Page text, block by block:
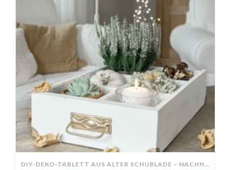
DIY-DEKO-TABLETT AUS ALTER SCHUBLADE – NACHHALTIGE HERBSTDEKO SELBER MACHEN!